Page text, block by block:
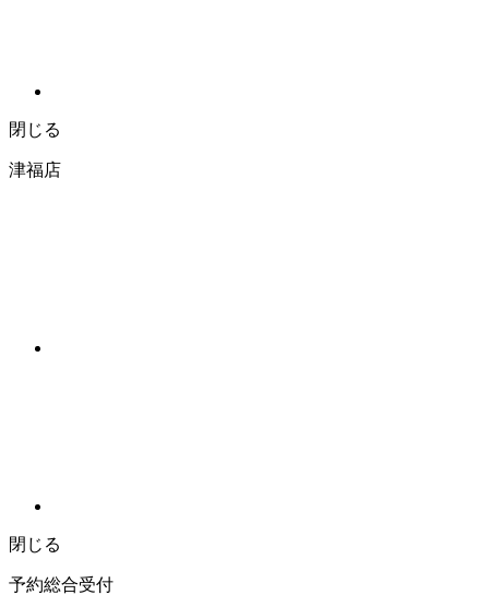
閉じる
津福店
閉じる
予約総合受付